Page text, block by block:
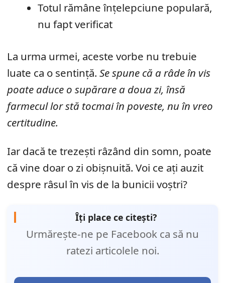
Totul rămâne înțelepciune populară,
nu fapt verificat
La urma urmei, aceste vorbe nu trebuie
luate ca o sentință. Se spune că a râde în vis
poate aduce o supărare a doua zi, însă
farmecul lor stă tocmai în poveste, nu în vreo
certitudine.
Iar dacă te trezești râzând din somn, poate
că vine doar o zi obișnuită. Voi ce ați auzit
despre râsul în vis de la bunicii voștri?
Îți place ce citești?
Urmărește-ne pe Facebook ca să nu
ratezi articolele noi.